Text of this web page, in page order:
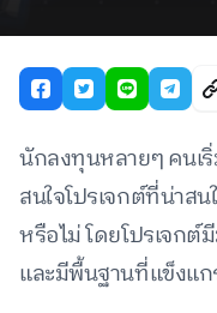
นักลงทุนหลายๆ คนเ
สนใจโปรเจกต์ที่น่าส
หรือไม่ โดยโปรเจก
และมีพื้นฐานที่แข็งแก